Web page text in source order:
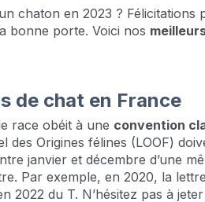
chaton en 2023 ?
bonne porte. Voici nos
de chat en France
race obéit à une convention
des Origines félines (LOOF)
janvier et décembre d’une
Par exemple, en 2020, la
2022 du T. N’hésitez pas à